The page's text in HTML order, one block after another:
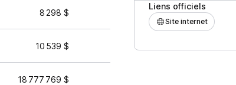
Liens officiels
Site internet
8 298 $ 2 971 027 $ 98,08 %
10 539 $ 55 597 $
18 777 769 $